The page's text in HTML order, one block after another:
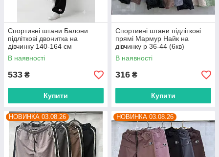
Спортивні штани Балони
підліткові двонитка на
дівчинку 140-164 см
"MALVINA" купити гуртом в
Одесі на 7 км
В наявності
533 ₴
Купити
Спортивні штани підліткові
прямі Мармур Найк на
дівчинку р 36-44 (6кв)
"BOXING" гуртом в Одесі на 7
км
В наявності
316 ₴
Купити
НОВИНКА 03.08.26 НОВИНКА 03.08.26